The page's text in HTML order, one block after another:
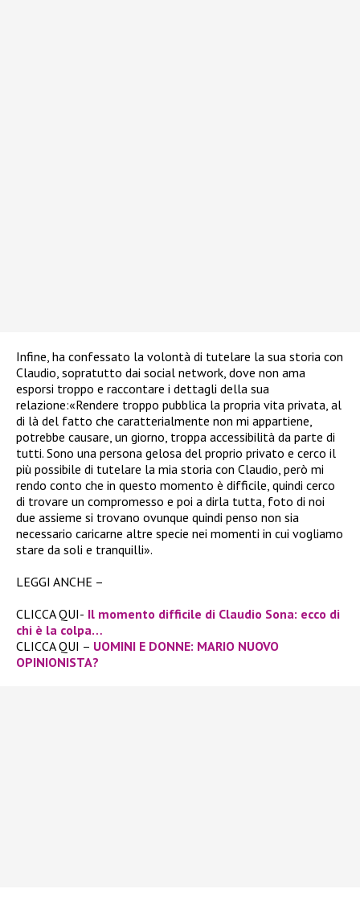
Infine, ha confessato la volontà di tutelare la sua storia con
Claudio, sopratutto dai social network, dove non ama
esporsi troppo e raccontare i dettagli della sua
relazione:«Rendere troppo pubblica la propria vita privata, al
di là del fatto che caratterialmente non mi appartiene,
potrebbe causare, un giorno, troppa accessibilità da parte di
tutti. Sono una persona gelosa del proprio privato e cerco il
più possibile di tutelare la mia storia con Claudio, però mi
rendo conto che in questo momento è difficile, quindi cerco
di trovare un compromesso e poi a dirla tutta, foto di noi
due assieme si trovano ovunque quindi penso non sia
necessario caricarne altre specie nei momenti in cui vogliamo
stare da soli e tranquilli».
LEGGI ANCHE –
CLICCA QUI- Il momento difficile di Claudio Sona: ecco di
chi è la colpa…
CLICCA QUI – UOMINI E DONNE: MARIO NUOVO
OPINIONISTA?